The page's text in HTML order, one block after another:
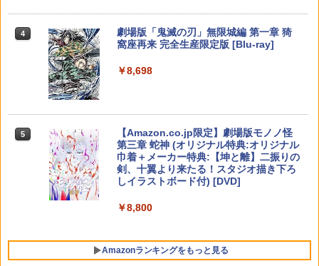
[Switch 2] スプラトゥーン レイダース
5 Winning Post 10 2026 PS5版
￥6,675
5
[Switch 2] ぽこ あ ポケモン エキスパン
ションパス（ダウンロード版）※3,200
ポイントまでご利用可
￥4,400
5
TVアニメ 違国日記 Blu-ray 第1+2巻 セ
ット
￥19,800
￥9,000
ニンテンドープリペイド番号 5000円|オ
ンラインコード版
【純正品】DualSense ワイヤレスコン
￥10,737
【国内正規品】Thrustmaster スラスト
S5、PS5 Pro、Xbox One、Xbox Serie
￥14,141
4
劇場版「鬼滅の刃」無限城編 第一章 猗
窩座再来 完全生産限定版 [Blu-ray]
￥8,698
5
【Amazon.co.jp限定】劇場版モノノ怪
第三章 蛇神 (オリジナル特典:オリジナル
巾着＋メーカー特典:【坤と離】二振りの
剣、十翼より来たる！スタジオ描き下ろ
しイラストボード付) [DVD]
￥8,800
Amazonランキングをもっと見る